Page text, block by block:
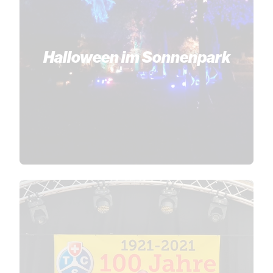
Halloween im Sonnenpark